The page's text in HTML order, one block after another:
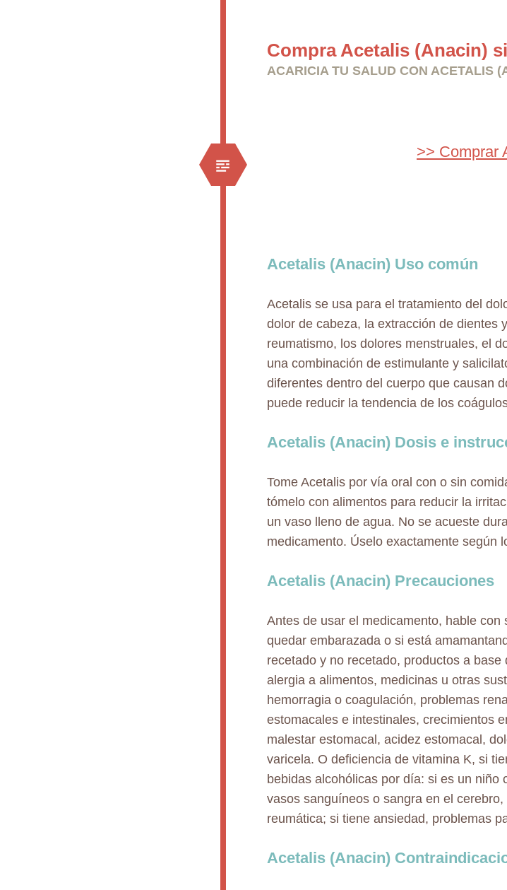
Compra Acetalis (Anacin)
ACARICIA TU SALUD CON ACETALIS
>> Comprar
Acetalis (Anacin) Uso común
Acetalis se usa para el tratamiento del
dolor de cabeza, la extracción de dientes
reumatismo, los dolores menstruales, el
una combinación de estimulante y
diferentes dentro del cuerpo que causan
puede reducir la tendencia de los
Acetalis (Anacin) Dosis e
Tome Acetalis por vía oral con o sin
tómelo con alimentos para reducir la
un vaso lleno de agua. No se acueste
medicamento. Úselo exactamente según
Acetalis (Anacin) Precauciones
Antes de usar el medicamento, hable
quedar embarazada o si está
recetado y no recetado, productos a
alergia a alimentos, medicinas u otras
hemorragia o coagulación, problemas
estomacales e intestinales, crecimientos
malestar estomacal, acidez estomacal,
varicela. O deficiencia de vitamina K, si
bebidas alcohólicas por día: si es un niño
vasos sanguíneos o sangra en el
reumática; si tiene ansiedad, problemas
Acetalis (Anacin)